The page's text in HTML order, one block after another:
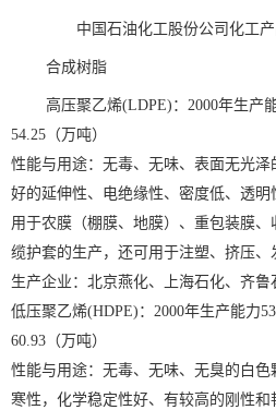
中国石油化工股份公司化工产
合成树脂
高压聚乙烯(LDPE)：2000年生产
54.25（万吨）
性能与用途：无毒、无味、表面无光
好的延伸性、电绝缘性、密度低、透
用于农膜（棚膜、地膜）、重包装膜
缆护套的生产，还可用于注塑、挤压、
生产企业：北京燕化、上海石化、齐鲁
低压聚乙烯(HDPE)：2000年生产能力
60.93（万吨）
性能与用途：无毒、无味、无臭的白
寒性，化学稳定性好、有较高的刚性